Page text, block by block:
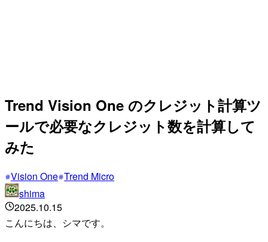
Trend Vision One のクレジット計算ツ
ールで必要なクレジット数を計算して
みた
Vision One Trend Micro
shima
2025.10.15
こんにちは、シマです。